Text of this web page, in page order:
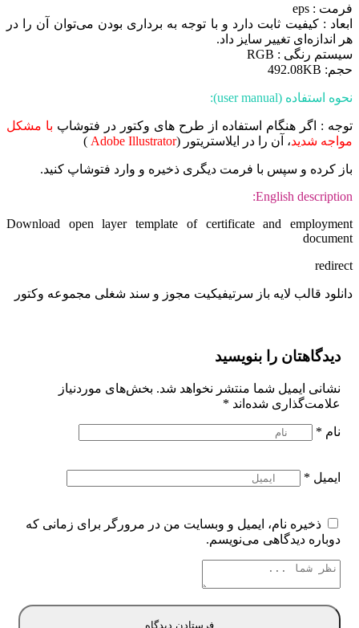
فرمت : eps
ابعاد : کیفیت ثابت دارد و با توجه به برداری بودن می‌توان آن را در
هر اندازه‌ای تغییر سایز داد.
سیستم رنگی : RGB
حجم: 492.08KB
نحوه استفاده (user manual):
توجه : اگر هنگام استفاده از طرح های وکتور در فتوشاپ با مشکل
مواجه شدید، آن را در ایلاستریتور (Adobe Illustrator
)
باز کرده و سپس با فرمت دیگری ذخیره و وارد فتوشاپ کنید.
English description:
Download open layer template of certificate and employment
document
redirect
دانلود قالب لایه باز سرتیفیکیت مجوز و سند شغلی مجموعه وکتور
دیدگاهتان را بنویسید
نشانی ایمیل شما منتشر نخواهد شد. بخش‌های موردنیاز
علامت‌گذاری شده‌اند *
نام *
ایمیل *
ذخیره نام، ایمیل و وبسایت من در مرورگر برای زمانی که
دوباره دیدگاهی می‌نویسم.